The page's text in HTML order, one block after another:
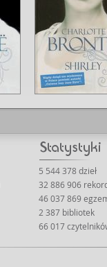
5 544 378 dzieł
32 886 906
46 037 869
2 387 bibliotek
66 017